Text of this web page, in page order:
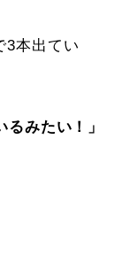
3本出てい
るみたい！」